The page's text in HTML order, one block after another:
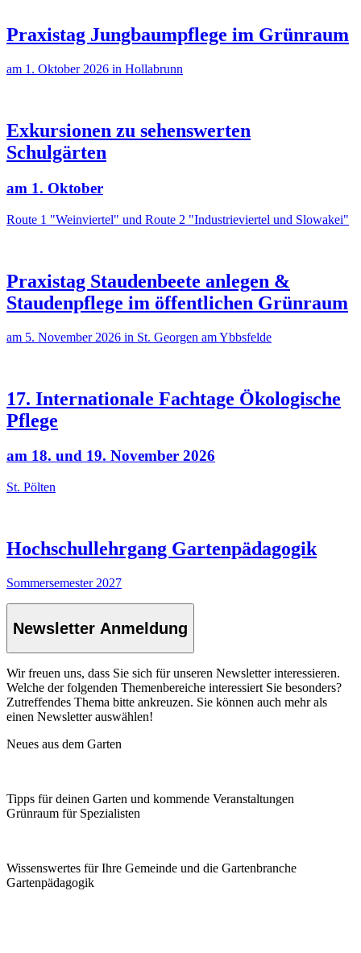
Praxistag Jungbaumpflege im Grünraum
am 1. Oktober 2026 in Hollabrunn
Exkursionen zu sehenswerten
Schulgärten
am 1. Oktober
Route 1 "Weinviertel" und Route 2 "Industrieviertel und Slowakei"
Praxistag Staudenbeete anlegen &
Staudenpflege im öffentlichen Grünraum
am 5. November 2026 in St. Georgen am Ybbsfelde
17. Internationale Fachtage Ökologische
Pflege
am 18. und 19. November 2026
St. Pölten
Hochschullehrgang Gartenpädagogik
Sommersemester 2027
Newsletter Anmeldung
Wir freuen uns, dass Sie sich für unseren Newsletter interessieren.
Welche der folgenden Themenbereiche interessiert Sie besonders?
Zutreffendes Thema bitte ankreuzen. Sie können auch mehr als
einen Newsletter auswählen!
Neues aus dem Garten
Tipps für deinen Garten und kommende Veranstaltungen
Grünraum für Spezialisten
Wissenswertes für Ihre Gemeinde und die Gartenbranche
Garten­pädagogik